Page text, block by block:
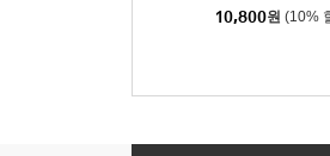
10,800원 (10%